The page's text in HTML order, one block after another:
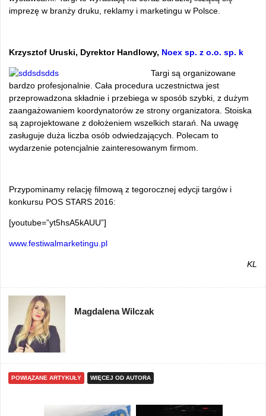
imprezę w branży druku, reklamy i marketingu w Polsce.
Krzysztof Uruski, Dyrektor Handlowy, Noex sp. z o.o. sp. k
Targi są organizowane
bardzo profesjonalnie. Cała procedura uczestnictwa jest
przeprowadzona składnie i przebiega w sposób szybki, z dużym
zaangażowaniem koordynatorów ze strony organizatora. Stoiska
są zaprojektowane z dołożeniem wszelkich starań. Na uwagę
zasługuje duża liczba osób odwiedzających. Polecam to
wydarzenie potencjalnie zainteresowanym firmom.
Przypominamy relację filmową z tegorocznej edycji targów i
konkursu POS STARS 2016:
[youtube=”yt5hsA5kAUU”]
www.festiwalmarketingu.pl
KL
Magdalena Wilczak
POWIĄZANE ARTYKUŁY WIĘCEJ OD AUTORA